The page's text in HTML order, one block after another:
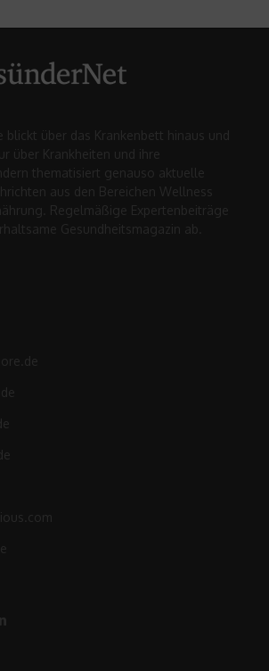
blickt über das Krankenbett hinaus und
über Krankheiten und ihre
thematisiert genauso aktuelle
aus den Bereichen Wellness
Regelmäßige Expertenbeiträge
Gesundheitsmagazin ab.